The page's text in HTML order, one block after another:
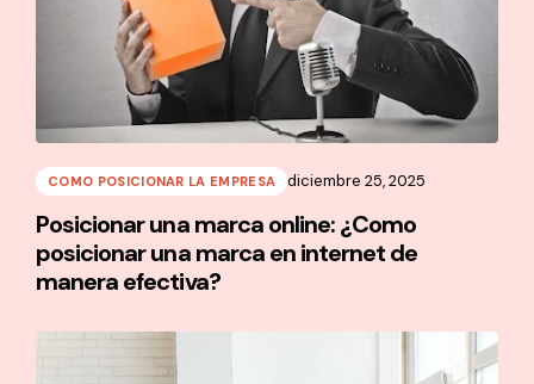
COMO POSICIONAR LA EMPRESA diciembre 25, 2025
Posicionar una marca online: ¿Como
posicionar una marca en internet de
manera efectiva?